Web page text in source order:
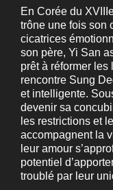
En Corée du
trône une fois son
cicatrices
son père, Yi San
prêt à réformer les
rencontre Sung
et intelligente.
devenir sa
les restrictions et
accompagnent la
leur amour
potentiel
troublé par leur